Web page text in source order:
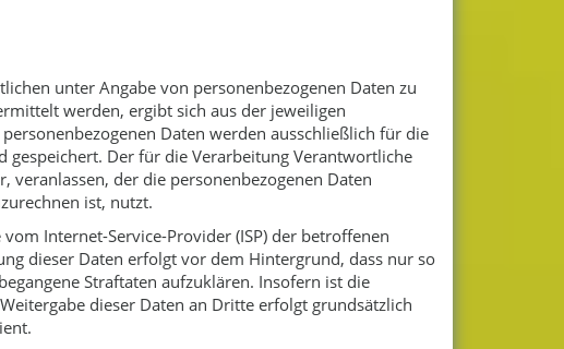
unter Angabe von personenbezogenen Daten zu
werden, ergibt sich aus der jeweiligen
Daten werden ausschließlich für die
Der für die Verarbeitung Verantwortliche
veranlassen, der die personenbezogenen Daten
ist, nutzt.
Internet-Service-Provider (ISP) der betroffenen
dieser Daten erfolgt vor dem Hintergrund, dass nur so
Straftaten aufzuklären. Insofern ist die
dieser Daten an Dritte erfolgt grundsätzlich